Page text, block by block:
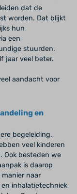
dat de
worden. Dat blijkt
hun
een
stuurden.
jaar veel beter.
aandacht voor
en
begeleiding.
veel kinderen
Ook besteden we
is daarop
naar
en inhalatietechniek